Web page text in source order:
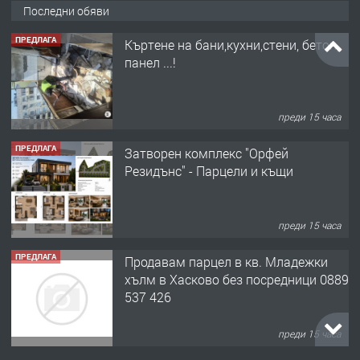
Последни обяви
ПРЕДЛАГА
Затворен комплекс "Орфей
ПРЕДЛАГА
Продавам парцел в кв. Младежки
хълм в Хасково без посредници 0889
Давам обзаведено жилище за жена
без брокери 0889 537 426
преди 15 часа